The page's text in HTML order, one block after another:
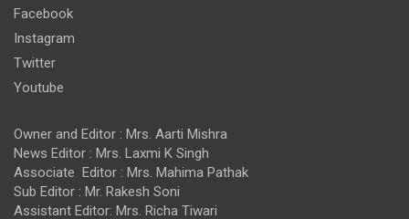
Facebook
Instagram
Twitter
Youtube
Owner and Editor : Mrs. Aarti Mishra
News Editor : Mrs. Laxmi K Singh
Associate Editor : Mrs. Mahima Pathak
Sub Editor : Mr. Rakesh Soni
Assistant Editor: Mrs. Richa Tiwari